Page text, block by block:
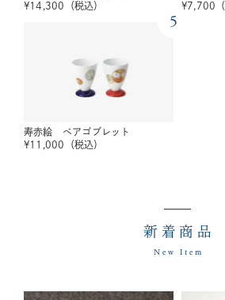
¥14,300 （税込）
¥7,700
5
寿赤絵 ペアゴブレット
¥11,000 （税込）
新着商品
New Item